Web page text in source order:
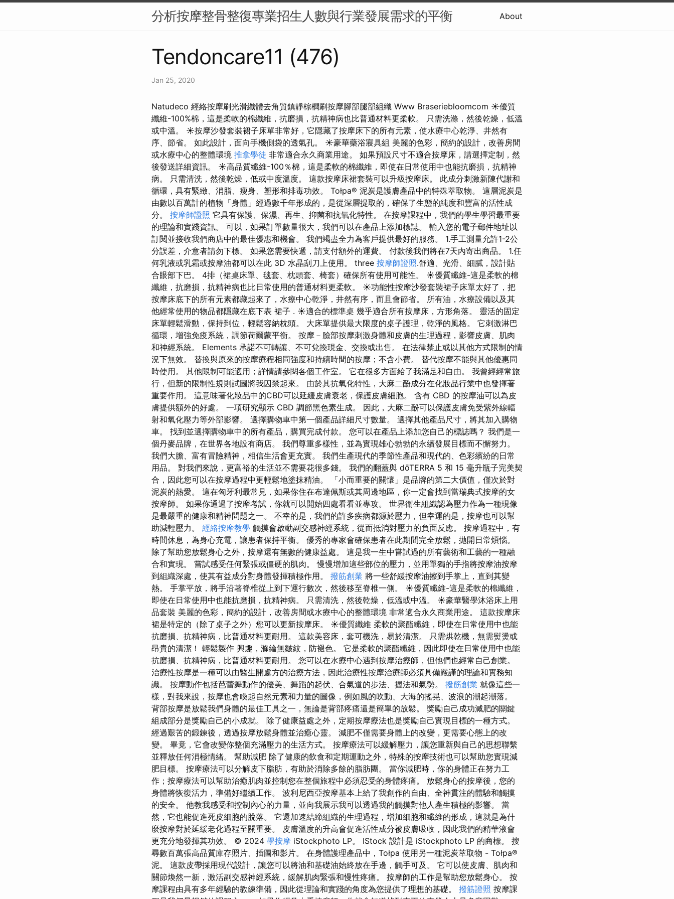
分析按摩整骨整復專業招生人數與行業發展需求的平衡 About
Tendoncare11 (476)
Jan 25, 2020
Natudeco 經絡按摩刷光滑纖體去角質鎮靜棕櫚刷按摩腳部腿部組織 Www Braseriebloomcom ☀優質
纖維-100%棉，這是柔軟的棉纖維，抗磨損，抗精神病也比普通材料更柔軟。 只需洗滌，然後乾燥，低溫
或中溫。 ☀按摩沙發套裝裙子床單非常好，它隱藏了按摩床下的所有元素，使水療中心乾淨、井然有
序、節省。 如此設計，面向手機側袋的透氣孔。 ☀豪華藥浴寢具組 美麗的色彩，簡約的設計，改善房間
或水療中心的整體環境 推拿學徒 非常適合永久商業用途。 如果預設尺寸不適合按摩床，請選擇定制，然
後發送詳細資訊。 ☀高品質纖維-100％棉，這是柔軟的棉纖維，即使在日常使用中也能抗磨損，抗精神
病。 只需清洗，然後乾燥，低或中度溫度。 這款按摩床裙套裝可以升級按摩床。 此成分刺激新陳代謝和
循環，具有緊緻、消脂、瘦身、塑形和排毒功效。 Tołpa® 泥炭是護膚產品中的特殊萃取物。 這層泥炭是
由數以百萬計的植物「身體」經過數千年形成的，是從深層提取的，確保了生態的純度和豐富的活性成
分。 按摩師證照 它具有保護、保濕、再生、抑菌和抗氧化特性。 在按摩課程中，我們的學生學習最重要
的理論和實踐資訊。 可以，如果訂單數量很大，我們可以在產品上添加標誌。 輸入您的電子郵件地址以
訂閱並接收我們商店中的最佳優惠和機會。 我們竭盡全力為客戶提供最好的服務。 1.手工測量允許1-2公
分誤差，介意者請勿下標。 如果您需要快遞，請支付額外的運費。 付款後我們將在7天內寄出商品。 1.任
何乳液或乳霜或按摩油都可以在此 3D 水晶刮刀上使用。 three 按摩師證照.舒適、光滑、細膩，設計貼
合眼部下巴。 4排（裙桌床單、毯套、枕頭套、椅套）確保所有使用可能性。 ☀優質纖維-這是柔軟的棉
纖維，抗磨損，抗精神病也比日常使用的普通材料更柔軟。 ☀功能性按摩沙發套裝裙子床單太好了，把
按摩床底下的所有元素都藏起來了，水療中心乾淨，井然有序，而且會節省。 所有油，水療設備以及其
他經常使用的物品都隱藏在底下表 裙子 . ☀適合的標準桌 幾乎適合所有按摩床，方形角落。 靈活的固定
床單輕鬆滑動，保持到位，輕鬆容納枕頭。 大床單提供最大限度的桌子護理，乾淨的風格。 它刺激淋巴
循環，增強免疫系統，調節荷爾蒙平衡。 按摩－臉部按摩刺激身體和皮膚的生理過程，影響皮膚、肌肉
和神經系統。 Elements 承諾不可轉讓、不可兌換現金、交換或出售。 在法律禁止或以其他方式限制的情
況下無效。 替換與原來的按摩療程相同強度和持續時間的按摩；不含小費。 替代按摩不能與其他優惠同
時使用。 其他限制可能適用；詳情請參閱各個工作室。 它在很多方面給了我滿足和自由。 我曾經經常旅
行，但新的限制性規則試圖將我囚禁起來。 由於其抗氧化特性，大麻二酚成分在化妝品行業中也發揮著
重要作用。 這意味著化妝品中的CBD可以延緩皮膚衰老，保護皮膚細胞。 含有 CBD 的按摩油可以為皮
膚提供額外的好處。 一項研究顯示 CBD 調節黑色素生成。 因此，大麻二酚可以保護皮膚免受紫外線輻
射和氧化壓力等外部影響。 選擇購物車中第一個產品詳細尺寸數量。 選擇其他產品尺寸，將其加入購物
車。 找到並選擇購物車中的所有產品，購買完成付款。 您可以在產品上添加您自己的標誌嗎？ 我們是一
個丹麥品牌，在世界各地設有商店。 我們尊重多樣性，並為實現雄心勃勃的永續發展目標而不懈努力。
我們大膽、富有冒險精神，相信生活會更充實。 我們生產現代的季節性產品和現代的、色彩繽紛的日常
用品。 對我們來說，更富裕的生活並不需要花很多錢。 我們的翻蓋與 dōTERRA 5 和 15 毫升瓶子完美契
合，因此您可以在按摩過程中更輕鬆地塗抹精油。 「小而重要的關懷」是品牌的第二大價值，僅次於對
泥炭的熱愛。 這在匈牙利最常見，如果你住在布達佩斯或其周邊地區，你一定會找到當瑞典式按摩的女
按摩師。 如果你通過了按摩考試，你就可以開始四處看看並專攻。 世界衛生組織認為壓力作為一種現像
是最嚴重的健康和精神問題之一。 不幸的是，我們的許多疾病都源於壓力，但幸運的是，按摩也可以幫
助減輕壓力。 經絡按摩教學 觸摸會啟動副交感神經系統，從而抵消對壓力的負面反應。 按摩過程中，有
時間休息，為身心充電，讓患者保持平衡。 優秀的專家會確保患者在此期間完全放鬆，拋開日常煩惱。
除了幫助您放鬆身心之外，按摩還有無數的健康益處。 這是我一生中嘗試過的所有藝術和工藝的一種融
合和實現。 嘗試感受任何緊張或僵硬的肌肉。 慢慢增加這些部位的壓力，並用單獨的手指將按摩油按摩
到組織深處，使其有益成分對身體發揮積極作用。 撥筋創業 將一些舒緩按摩油擦到手掌上，直到其變
熱。 手掌平放，將手沿著脊椎從上到下運行數次，然後移至脊椎一側。 ☀優質纖維-這是柔軟的棉纖維，
即使在日常使用中也能抗磨損，抗精神病。 只需清洗，然後​​乾燥，低溫或中溫。 ☀豪華醫學沐浴床上用
品套裝 美麗的色彩，簡約的設計，改善房間或水療中心的整體環境 非常適合永久商業用途。 這款按摩床
裙是特定的（除了桌子之外）您可以更新按摩床。 ☀優質纖維 柔軟的聚酯纖維，即使在日常使用中也能
抗磨損、抗精神病，比普通材料更耐用。 這款美容床，套可機洗，易於清潔。 只需烘乾機，無需熨燙或
昂貴的清潔！ 輕鬆製作 興趣，滌綸無皺紋，防褪色。 它是柔軟的聚酯纖維，因此即使在日常使用中也能
抗磨損、抗精神病，比普通材料更耐用。 您可以在水療中心遇到按摩治療師，但他們也經常自己創業。
治療性按摩是一種可以由醫生開處方的治療方法，因此治療性按摩治療師必須具備嚴謹的理論和實務知
識。 按摩動作包括芭蕾舞動作的優美、舞蹈的起伏、合氣道的步法、握法和氣勢。 撥筋創業 就像這些一
樣，對我來說，按摩也會喚起自然元素和力量的圖像，例如風的吹動、大海的搖晃、波浪的潮起潮落。
背部按摩是放鬆我們身體的最佳工具之一，無論是背部疼痛還是簡單的放鬆。 獎勵自己成功減肥的關鍵
組成部分是獎勵自己的小成就。 除了健康益處之外，定期按摩療法也是獎勵自己實現目標的一種方式。
經過艱苦的鍛鍊後，透過按摩放鬆身體並治癒心靈。 減肥不僅需要身體上的改變，更需要心態上的改
變。 畢竟，它會改變你整個充滿壓力的生活方式。 按摩療法可以緩解壓力，讓您重新與自己的思想聯繫
並釋放任何消極情緒。 幫助減肥 除了健康的飲食和定期運動之外，特殊的按摩技術也可以幫助您實現減
肥目標。 按摩療法可以分解皮下脂肪，有助於消除多餘的脂肪團。 當你減肥時，你的身體正在努力工
作；按摩療法可以幫助治癒肌肉並控制您在整個旅程中必須忍受的身體疼痛。 放鬆身心的按摩後，您的
身體將恢復活力，準備好繼續工作。 波利尼西亞按摩基本上給了我創作的自由、全神貫注的體驗和觸摸
的安全。 他教我感受和控制內心的力量，並向我展示我可以透過我的觸摸對他人產生積極的影響。 當
然，它也能促進死皮細胞的脫落。 它還加速結締組織的生理過程，增加細胞和纖維的形成，這就是為什
麼按摩對於延緩老化過程至關重要。 皮膚溫度的升高會促進活性成分被皮膚吸收，因此我們的精華液會
更充分地發揮其功效。 © 2024 學按摩 iStockphoto LP。 IStock 設計是 iStockphoto LP 的商標。 搜
尋數百萬張高品質庫存照片、插圖和影片。 在身體護理產品中，Tołpa 使用另一種泥炭萃取物 - Tołpa®
泥。 這款皮帶採用現代設計，讓您可以將油和基礎油始終放在手邊，觸手可及。 它可以使皮膚、肌肉和
關節煥然一新，激活副交感神經系統，緩解肌肉緊張和慢性疼痛。 按摩師的工作是幫助您放鬆身心。 按
摩課程由具有多年經驗的教練準備，因此從理論和實踐的角度為您提供了理想的基礎。 撥筋證照 按摩課